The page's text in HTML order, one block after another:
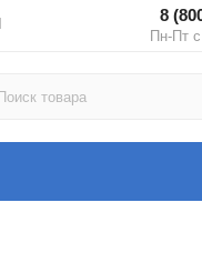
8
Пн-Пт